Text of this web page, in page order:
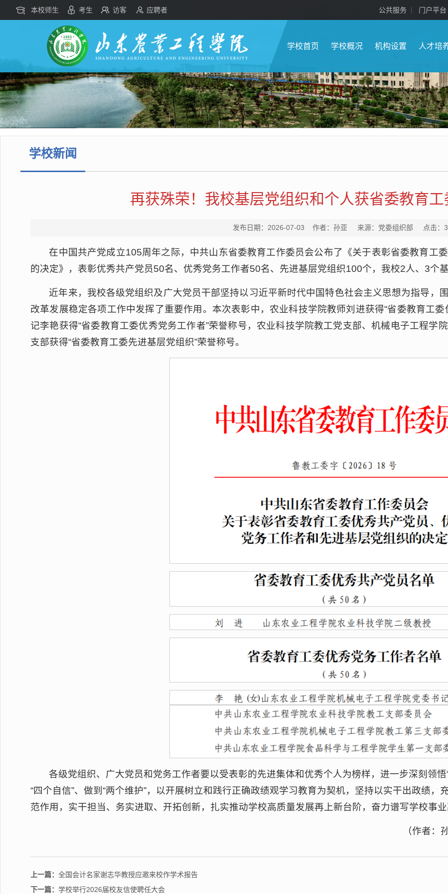
本校师生 考生 访客 应聘者 公共服务 门户平台
学校首页 学校概况 机构设置 人才培
学校新闻
再获殊荣！我校基层党组织和个人获省委教育工
发布日期：2026-07-03 作者：孙亚 来源：党委组织部 点击：
在中国共产党成立105周年之际，中共山东省委教育工作委员会公布了《关于表彰省委教育工
的决定》，表彰优秀共产党员50名、优秀党务工作者50名、先进基层党组织100个，我校2人、3个基
近年来，我校各级党组织及广大党员干部坚持以习近平新时代中国特色社会主义思想为指导，
改革发展稳定各项工作中发挥了重要作用。本次表彰中，农业科技学院教师刘进获得“省委教育工
记李艳获得“省委教育工委优秀党务工作者”荣誉称号，农业科技学院教工党支部、机械电子工程学
支部获得“省委教育工委先进基层党组织”荣誉称号。
各级党组织、广大党员和党务工作者要以受表彰的先进集体和优秀个人为榜样，进一步深刻领悟
“四个自信”、做到“两个维护”，以开展树立和践行正确政绩观学习教育为契机，坚持以实干出政绩
范作用，实干担当、务实进取、开拓创新，扎实推动学校高质量发展再上新台阶，奋力谱写学校事业
（作者：
上一篇： 全国会计名家谢志华教授应邀来校作学术报告
下一篇： 学校举行2026届校友信使聘任大会